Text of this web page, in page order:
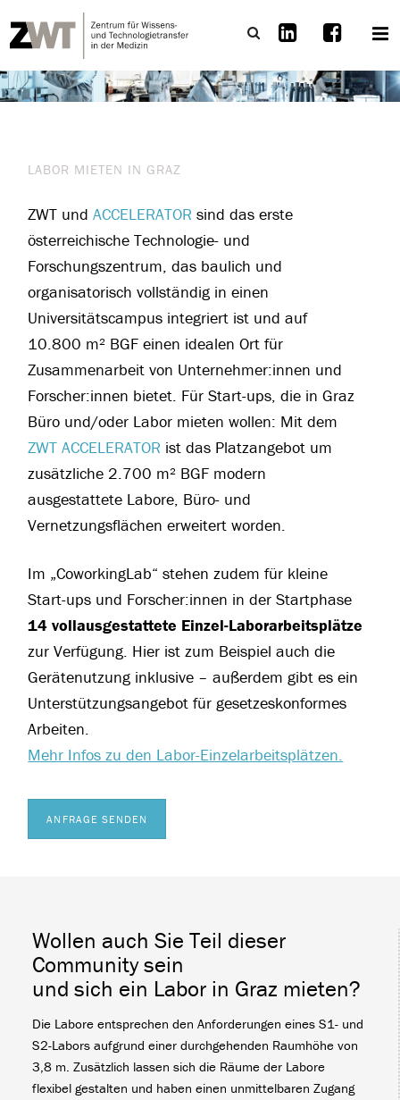
LABOR MIETEN IN GRAZ
ZWT undACCELERATOR sind das erste
österreichische Technologie- und
Forschungszentrum, das baulich und
organisatorisch vollständig in einen
Universitätscampus integriert ist und auf
10.800 m² BGF einen idealen Ort für
Zusammenarbeit von Unternehmer:innen und
Forscher:innen bietet. Für Start-ups, die in Graz
Büro und/oder Labor mieten wollen: Mit dem
ZWT ACCELERATOR ist das Platzangebot um
zusätzliche 2.700 m² BGF modern
ausgestattete Labore, Büro- und
Vernetzungsflächen erweitert worden.
Im „CoworkingLab“ stehen zudem für kleine
Start-ups und Forscher:innen in der Startphase
14 vollausgestattete Einzel-Laborarbeitsplätze
zur Verfügung. Hier ist zum Beispiel auch die
Gerätenutzung inklusive – außerdem gibt es ein
Unterstützungsangebot für gesetzeskonformes
Arbeiten.
Mehr Infos zu den Labor-Einzelarbeitsplätzen.
ANFRAGE SENDEN
Wollen auch Sie Teil dieser
Community sein
und sich ein Labor in Graz mieten?
Die Labore entsprechen den Anforderungen eines S1- und
S2-Labors aufgrund einer durchgehenden Raumhöhe von
3,8 m. Zusätzlich lassen sich die Räume der Labore
flexibel gestalten und haben einen unmittelbaren Zugang